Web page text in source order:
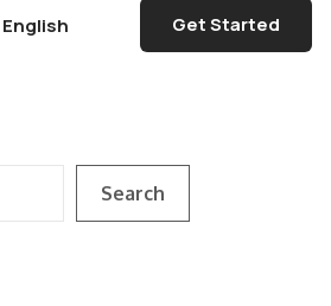
English Get Started
Search